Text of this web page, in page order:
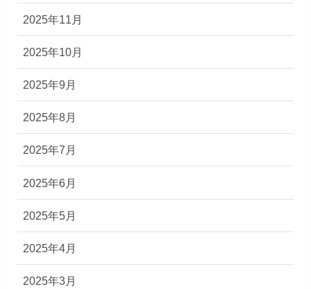
2025年11月
2025年10月
2025年9月
2025年8月
2025年7月
2025年6月
2025年5月
2025年4月
2025年3月